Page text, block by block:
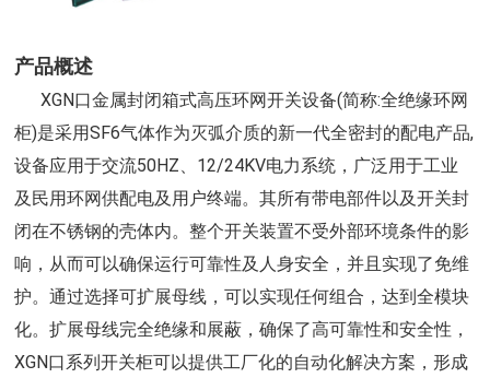
产品概述
XGN口金属封闭箱式高压环网开关设备(简称:全绝缘环网
柜)是采用SF6气体作为灭弧介质的新一代全密封的配电产品,
设备应用于交流50HZ、12/24KV电力系统，广泛用于工业
及民用环网供配电及用户终端。其所有带电部件以及开关封
闭在不锈钢的壳体内。整个开关装置不受外部环境条件的影
响，从而可以确保运行可靠性及人身安全，并且实现了免维
护。通过选择可扩展母线，可以实现任何组合，达到全模块
化。扩展母线完全绝缘和展蔽，确保了高可靠性和安全性，
XGN口系列开关柜可以提供工厂化的自动化解决方案，形成